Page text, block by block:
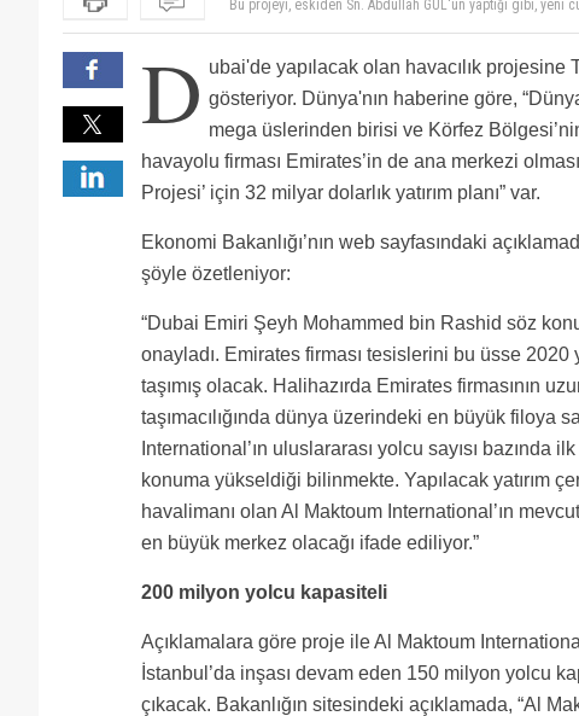
Dubainin ekonomik durumu nedeniyle bu proje yarıda
kargo uçakları iniş-kalkış yapıyor.
D ubai'de yapılacak olan havacılık projesine
gösteriyor. Dünya'nın haberine göre,
mega üslerinden birisi ve Körfez
havayolu firması Emirates’in de ana merkezi
Projesi’ için 32 milyar dolarlık yatırım planı” var.
Ekonomi Bakanlığı’nın web sayfasındaki
şöyle özetleniyor:
“Dubai Emiri Şeyh Mohammed bin Rashid söz
onayladı. Emirates firması tesislerini bu üsse 2020
taşımış olacak. Halihazırda Emirates firmasının
taşımacılığında dünya üzerindeki en büyük filoya
International’ın uluslararası yolcu sayısı
konuma yükseldiği bilinmekte. Yapılacak yatırım
havalimanı olan Al Maktoum International’ın
en büyük merkez olacağı ifade ediliyor.”
200 milyon yolcu kapasiteli
Açıklamalara göre proje ile Al Maktoum
İstanbul’da inşası devam eden 150 milyon yolcu
çıkacak. Bakanlığın sitesindeki açıklamada, “Al